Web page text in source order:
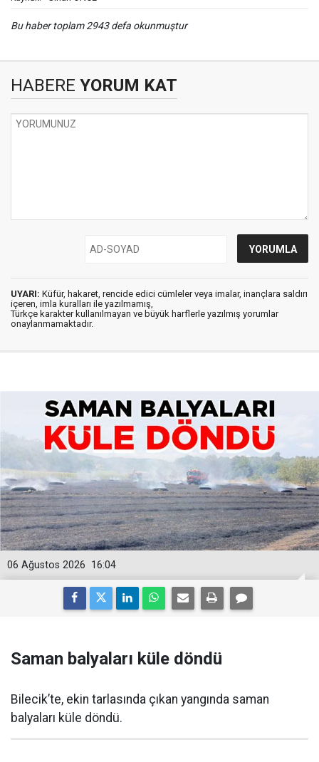
Bu haber toplam 2943 defa okunmuştur
HABERE YORUM KAT
UYARI: Küfür, hakaret, rencide edici cümleler veya imalar, inançlara saldırı
içeren, imla kuralları ile yazılmamış,
Türkçe karakter kullanılmayan ve büyük harflerle yazılmış yorumlar
onaylanmamaktadır.
16:04
06 Ağustos 2026
Saman balyaları küle döndü
Bilecik’te, ekin tarlasında çıkan yangında saman
balyaları küle döndü.